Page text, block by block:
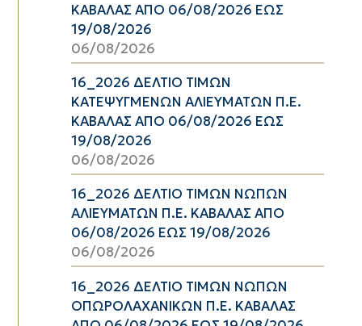
ΚΑΒΑΛΑΣ ΑΠΟ 06/08/2026 ΕΩΣ
19/08/2026
06/08/2026
16_2026 ΔΕΛΤΙΟ ΤΙΜΩΝ
ΚΑΤΕΨΥΓΜΕΝΩΝ ΑΛΙΕΥΜΑΤΩΝ Π.Ε.
ΚΑΒΑΛΑΣ ΑΠΟ 06/08/2026 ΕΩΣ
19/08/2026
06/08/2026
16_2026 ΔΕΛΤΙΟ ΤΙΜΩΝ ΝΩΠΩΝ
ΑΛΙΕΥΜΑΤΩΝ Π.Ε. ΚΑΒΑΛΑΣ ΑΠΟ
06/08/2026 ΕΩΣ 19/08/2026
06/08/2026
16_2026 ΔΕΛΤΙΟ ΤΙΜΩΝ ΝΩΠΩΝ
ΟΠΩΡΟΛΑΧΑΝΙΚΩΝ Π.Ε. ΚΑΒΑΛΑΣ